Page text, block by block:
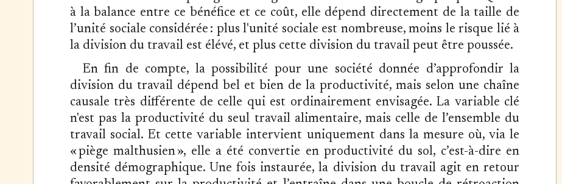
à la balance entre ce bénéfice et ce coût, elle dépend directement de la taille de
l’unité sociale considérée : plus l'unité sociale est nombreuse, moins le risque lié à
la division du travail est élévé, et plus cette division du travail peut être poussée.
En fin de compte, la possibilité pour une société donnée d’approfondir la
division du travail dépend bel et bien de la productivité, mais selon une chaîne
causale très différente de celle qui est ordinairement envisagée. La variable clé
n'est pas la productivité du seul travail alimentaire, mais celle de l’ensemble du
travail social. Et cette variable intervient uniquement dans la mesure où, via le
« piège malthusien », elle a été convertie en productivité du sol, c’est-à-dire en
densité démographique. Une fois instaurée, la division du travail agit en retour